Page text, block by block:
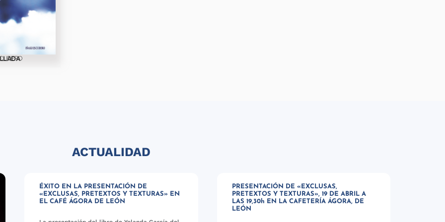
ACTUALIDAD
ÉXITO EN LA PRESENTACIÓN DE
«EXCLUSAS, PRETEXTOS Y TEXTURAS» EN
EL CAFÉ ÁGORA DE LEÓN
PRESENTACIÓN DE «EXCLUSAS,
PRETEXTOS Y TEXTURAS», 19 DE ABRIL A
LAS 19,30h EN LA CAFETERÍA ÁGORA, DE
LEÓN